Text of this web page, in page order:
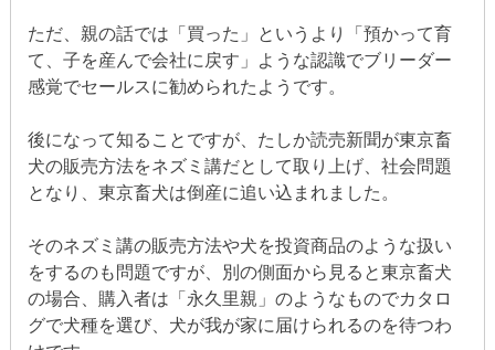
ただ、親の話では「買った」というより「預かって育
て、子を産んで会社に戻す」ような認識でブリーダー
感覚でセールスに勧められたようです。
後になって知ることですが、たしか読売新聞が東京畜
犬の販売方法をネズミ講だとして取り上げ、社会問題
となり、東京畜犬は倒産に追い込まれました。
そのネズミ講の販売方法や犬を投資商品のような扱い
をするのも問題ですが、別の側面から見ると東京畜犬
の場合、購入者は「永久里親」のようなものでカタロ
グで犬種を選び、犬が我が家に届けられるのを待つわ